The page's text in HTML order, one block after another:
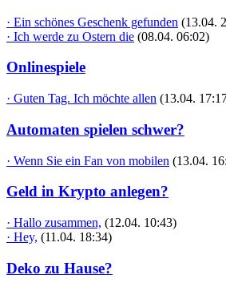
· Ein schönes Geschenk gefunden (13.04.
· Ich werde zu Ostern die (08.04. 06:02)
Onlinespiele
· Guten Tag. Ich möchte allen (13.04.
Automaten spielen schwer?
· Wenn Sie ein Fan von mobilen (13.04.
Geld in Krypto anlegen?
· Hallo zusammen, (12.04. 10:43)
· Hey, (11.04. 18:34)
Deko zu Hause?